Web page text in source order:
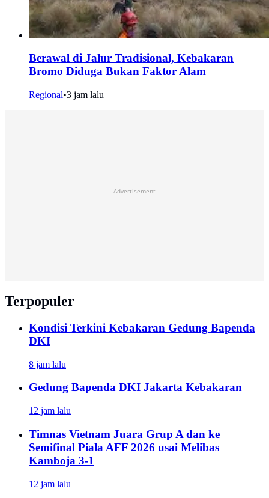
Berawal di Jalur Tradisional, Kebakaran
Bromo Diduga Bukan Faktor Alam
Regional•3 jam lalu
Advertisement
Terpopuler
Kondisi Terkini Kebakaran Gedung Bapenda
DKI
8 jam lalu
Gedung Bapenda DKI Jakarta Kebakaran
12 jam lalu
Timnas Vietnam Juara Grup A dan ke
Semifinal Piala AFF 2026 usai Melibas
Kamboja 3-1
12 jam lalu